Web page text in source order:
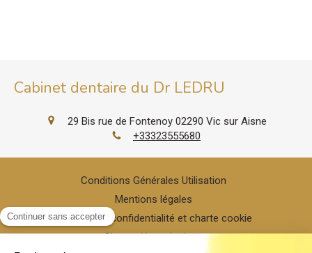
Cabinet dentaire du Dr LEDRU
29 Bis rue de Fontenoy 02290 Vic sur Aisne
+33323555680
Conditions Générales Utilisation
Mentions légales
Politique de confidentialité et charte cookie
Charte déontologique